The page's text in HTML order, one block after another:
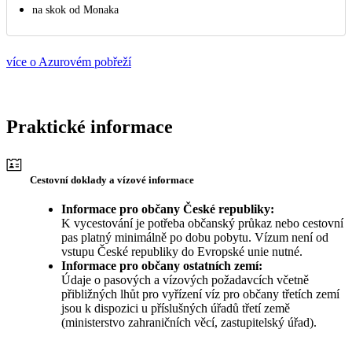
na skok od Monaka
více o Azurovém pobřeží
Praktické informace
Cestovní doklady a vízové informace
Informace pro občany České republiky:
K vycestování je potřeba občanský průkaz nebo cestovní
pas platný minimálně po dobu pobytu. Vízum není od
vstupu České republiky do Evropské unie nutné.
Informace pro občany ostatních zemí:
Údaje o pasových a vízových požadavcích včetně
přibližných lhůt pro vyřízení víz pro občany třetích zemí
jsou k dispozici u příslušných úřadů třetí země
(ministerstvo zahraničních věcí, zastupitelský úřad).